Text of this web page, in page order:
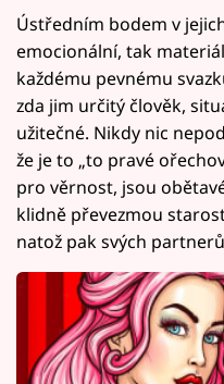
Ústředním bodem v
emocionální, tak
každému pevnému
zda jim určitý člověk,
užitečné. Nikdy nic
že je to „to pravé
pro věrnost, jsou
klidně převezmou
natož pak svých